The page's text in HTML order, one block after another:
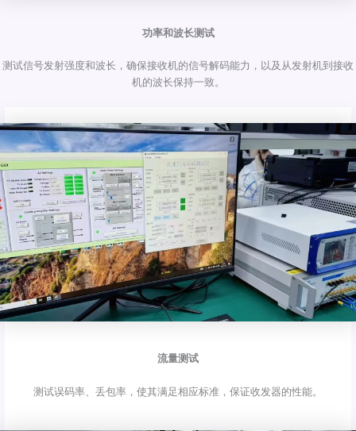
功率和波长测试
测试信号发射强度和波长，确保接收机的信号解码能力，以及从发射机到接收
机的波长保持一致。
流量测试
测试误码率、丢包率，使其满足相应标准，保证收发器的性能。